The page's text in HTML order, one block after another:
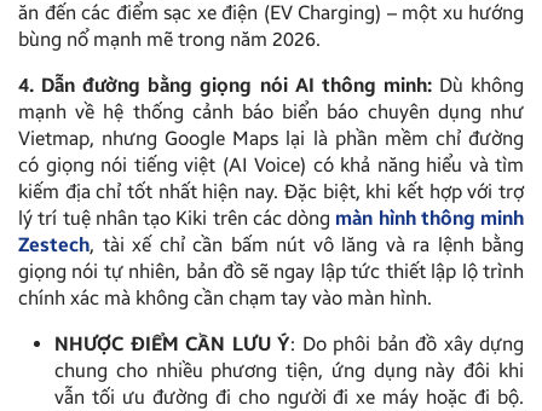
ăn đến các điểm sạc xe điện (EV Charging) – một xu hướng
bùng nổ mạnh mẽ trong năm 2026.
4. Dẫn đường bằng giọng nói AI thông minh:Dù không
mạnh về hệ thống cảnh báo biển báo chuyên dụng như
Vietmap, nhưng Google Maps lại là phần mềm chỉ đường
có giọng nói tiếng việt (AI Voice) có khả năng hiểu và tìm
kiếm địa chỉ tốt nhất hiện nay. Đặc biệt, khi kết hợp với trợ
lý trí tuệ nhân tạo Kiki trên các dòng màn hình thông minh
Zestech, tài xế chỉ cần bấm nút vô lăng và ra lệnh bằng
giọng nói tự nhiên, bản đồ sẽ ngay lập tức thiết lập lộ trình
chính xác mà không cần chạm tay vào màn hình.
NHƯỢC ĐIỂM CẦN LƯU Ý: Do phôi bản đồ xây dựng
chung cho nhiều phương tiện, ứng dụng này đôi khi
vẫn tối ưu đường đi cho người đi xe máy hoặc đi bộ.